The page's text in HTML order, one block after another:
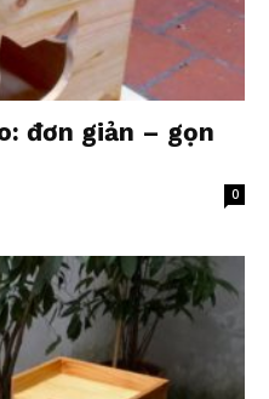
đơn giản – gọn
0